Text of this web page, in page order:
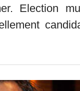
Election